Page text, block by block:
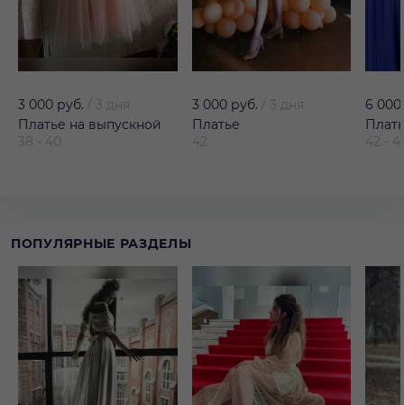
3 000 руб.
3 дня
Платье на выпускной
38 - 40
3 000 руб.
3 дня
Платье
42
6
42 -
ПОПУЛЯРНЫЕ РАЗДЕЛЫ